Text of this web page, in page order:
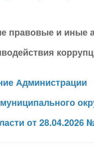
правовые и иные
Администрации
от 28.04.2026